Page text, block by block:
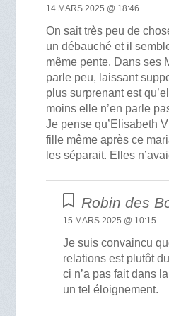
14 MARS 2025 @ 18:46
On sait très peu de
un débauché et il
même pente. Dans ses
parle peu, laissant
plus surprenant est
moins elle n’en parle
Je pense qu’Elisabeth
fille même après ce
les séparait. Elles
Robin des
15 MARS 2025 @ 10:15
Je suis convaincu
relations est plutôt
ci n’a pas fait dans
un tel éloignement.